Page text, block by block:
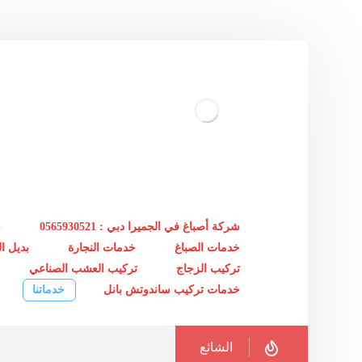
شركة أصباغ في الجميرا دبي : 0565930521
خدمات الصباغ
خدمات النجارة
بديل
تركيب الزجاج
تركيب العشب الصناعي
خدمات تركيب ساندوتش بانل
خدماتنا
الشائع